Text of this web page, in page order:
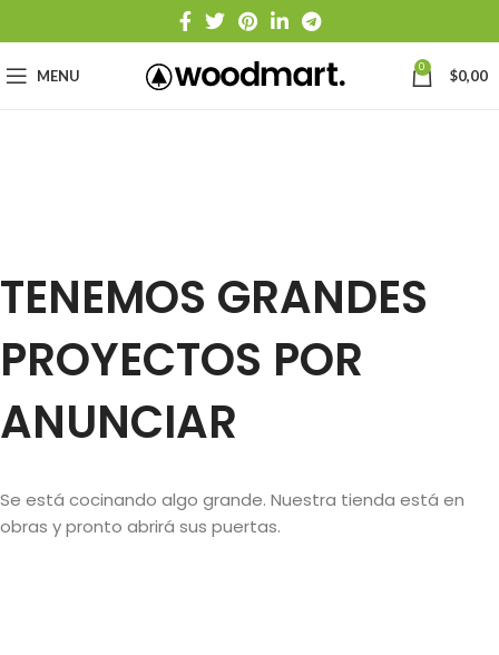
MENU 0 $0,00
TENEMOS GRANDES
PROYECTOS POR
ANUNCIAR
Se está cocinando algo grande. Nuestra tienda está en
obras y pronto abrirá sus puertas.